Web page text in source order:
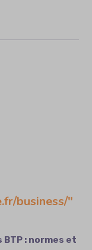
business/"
: normes et